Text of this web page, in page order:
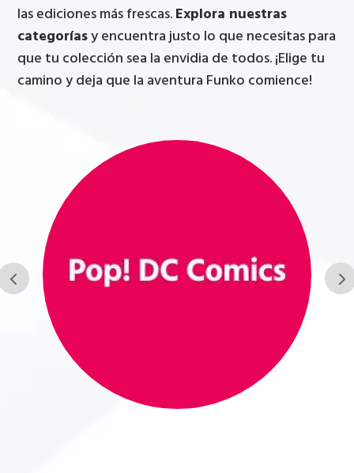
las ediciones más frescas.Explora nuestras
categoríasy encuentra justo lo que necesitas para
que tu colección sea la envidia de todos. ¡Elige tu
camino y deja que la aventura Funko comience!